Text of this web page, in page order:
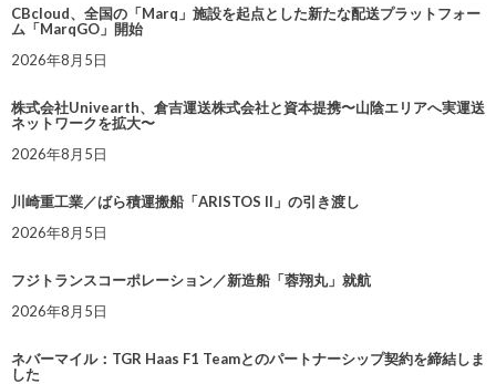
CBcloud、全国の「Marq」施設を起点とした新たな配送プラットフォー
ム「MarqGO」開始
2026年8月5日
株式会社Univearth、倉吉運送株式会社と資本提携〜山陰エリアへ実運送
ネットワークを拡大〜
2026年8月5日
川崎重工業／ばら積運搬船「ARISTOS II」の引き渡し
2026年8月5日
フジトランスコーポレーション／新造船「蓉翔丸」就航
2026年8月5日
ネバーマイル：TGR Haas F1 Teamとのパートナーシップ契約を締結しま
した